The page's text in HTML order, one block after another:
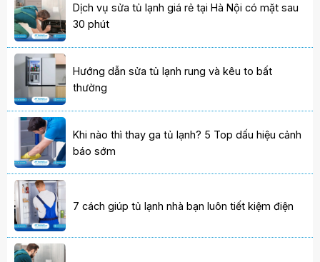
Dịch vụ sửa tủ lạnh giá rẻ tại Hà Nội có mặt sau
30 phút
Hướng dẫn sửa tủ lạnh rung và kêu to bất
thường
Khi nào thì thay ga tủ lạnh? 5 Top dấu hiệu cảnh
báo sớm
7 cách giúp tủ lạnh nhà bạn luôn tiết kiệm điện